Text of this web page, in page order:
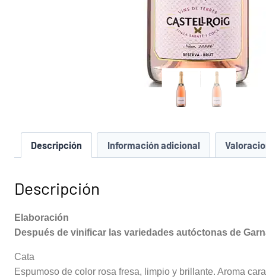
Descripción Información adicional
Descripción
Elaboración
Después de vinificar las variedades autóctonas de
Cata
Espumoso de color rosa fresa, limpio y brillante. Aroma